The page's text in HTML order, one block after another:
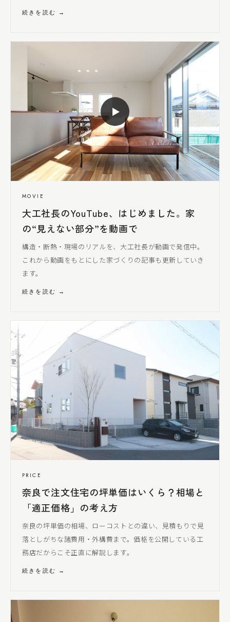
続きを読む →
▶
MOVIE
大工社長のYouTube、はじめました。家
の“見えない部分”を動画で
構造・断熱・現場のリアルを、 大工社長が動画で発信中。
これから動画をもとにした家づくりの記事も更新していき
ます。
続きを読む →
PRICE
奈良で注文住宅の坪単価はいくら？相場と
「適正価格」の考え方
奈良の坪単価の相場、ローコストとの違い、見積もりで見
落としがちな諸費用・外構費まで。価格を公開している工
務店だからこそ正直に解説します。
続きを読む →